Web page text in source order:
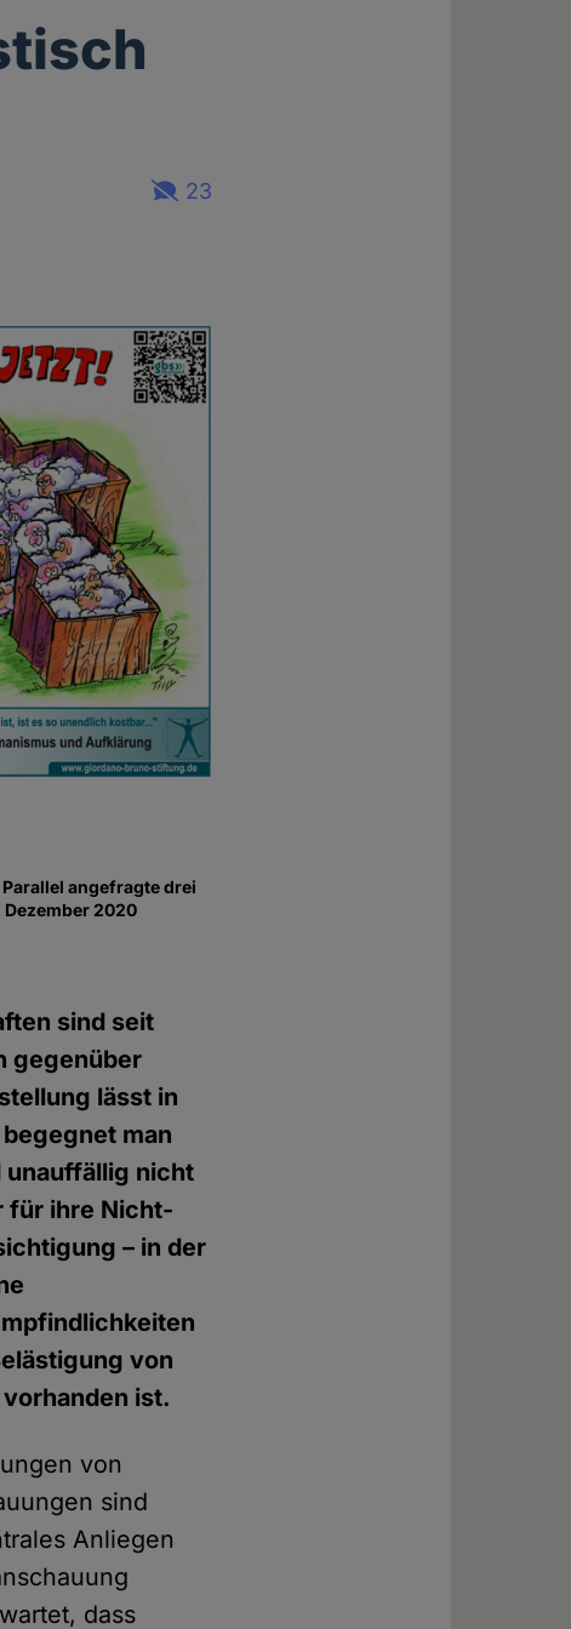
23
angefragte drei
Dezember 2020
sind seit
gegenüber
lässt in
man
unauffällig nicht
für ihre Nicht-
– in der
von
ist.
von
sind
Anliegen
dass